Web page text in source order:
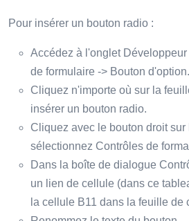
Pour insérer un bouton radio :
Accédez à l'onglet
de formulaire -> Bouton d'option.
Cliquez n'importe où sur la
insérer un bouton radio.
Cliquez avec le bouton droit
sélectionnez Contrôles de
Dans la boîte de dialogue
un lien de cellule (dans ce
la cellule B11 dans la feuille de